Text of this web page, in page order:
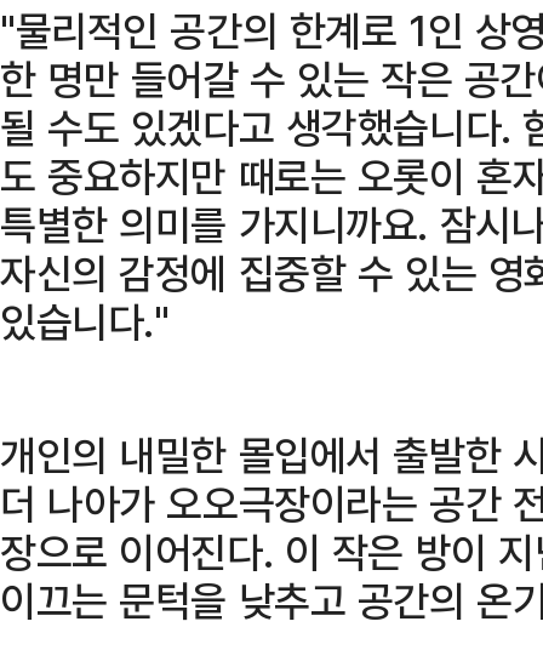
"물리적인 공간의 한계로 1인 상
한 명만 들어갈 수 있는 작은 공
될 수도 있겠다고 생각했습니다.
도 중요하지만 때로는 오롯이 혼
특별한 의미를 가지니까요. 잠시
자신의 감정에 집중할 수 있는
있습니다."
개인의 내밀한 몰입에서 출발한
더 나아가 오오극장이라는 공간
장으로 이어진다. 이 작은 방이
이끄는 문턱을 낮추고 공간의 온